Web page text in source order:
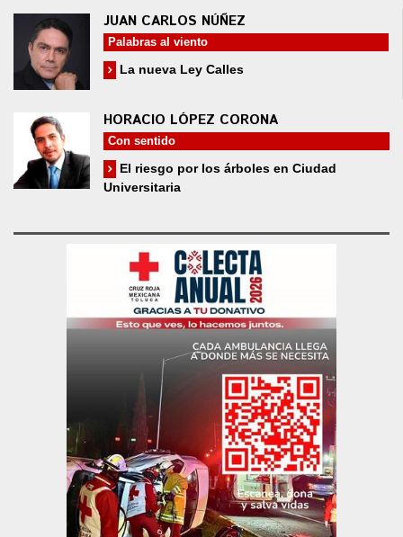
JUAN CARLOS NÚÑEZ
Palabras al viento
La nueva Ley Calles
HORACIO LÓPEZ CORONA
Con sentido
El riesgo por los árboles en Ciudad
Universitaria